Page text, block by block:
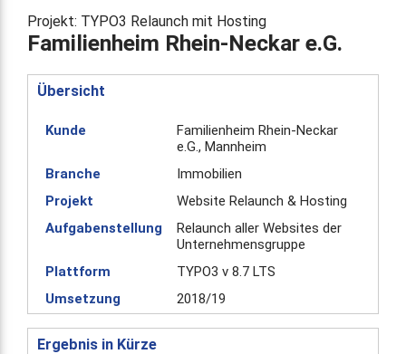
Projekt: TYPO3 Relaunch mit Hosting
Familienheim Rhein-Neckar e.G.
Übersicht
Kunde
Familienheim Rhein-Neckar
e.G., Mannheim
Branche
Immobilien
Projekt
Website Relaunch & Hosting
Aufgabenstellung
Relaunch aller Websites der
Unternehmensgruppe
Plattform
TYPO3 v 8.7 LTS
Umsetzung
2018/19
Ergebnis in Kürze